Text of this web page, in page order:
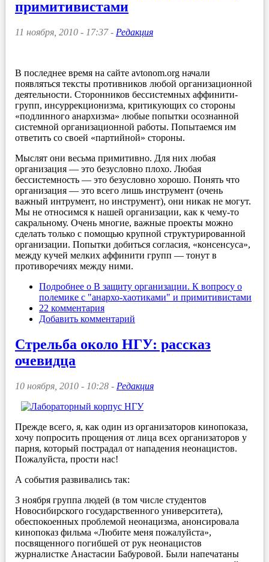
примитивистами
11 ноября, 2010 - 17:37 - Редакция
В последнее время на сайте avtonom.org начали
появляться тексты противников любой организационной
деятельности. Сторонников беcсистемных аффинити-
групп, инсуррекционизма, критикующих со стороны
«подлинного анархизма» любые попытки осознанной
системной организационной работы. Попытаемся им
ответить со своей «партийной» стороны.
Мыслят они весьма примитивно. Для них любая
организация — это безусловно плохо. Любая
бессистемность — это безусловно хорошо. Понять что
организация — это всего лишь инструмент (очень
важный интрумент, но инструмент), они никак не могут.
Мы не относимся к нашей организации, как к чему-то
сакральному. Очень многие, важные проекты можно
сделать только с помощью крупной структурированной
организации. Попытки добиться согласия, «консенсуса»,
между кучей мелких аффинити групп — тонут в
противоречиях между ними.
Подробнее о В защиту организации. К вопросу о
полемике с "анархо-хаотиками" и примитивистами
22 комментария
Добавить комментарий
Стрельба около НГУ: рассказ
очевидца
10 ноября, 2010 - 10:28 - Редакция
Прежде всего, я, как один из организаторов кинопоказа,
хочу попросить прощения от лица всех организаторов у
парня, который пострадал от нападения неонацистов.
Пожалуйста, прости нас!
А события развивались так:
3 ноября группа людей (в том числе студентов
Новосибирского государственного университета),
обеспокоенных проблемой неонацизма, анонсировала
кинопоказ фильма «Любите меня пожалуйста»,
посвященного погибшей от рук неонацистов
журналистке Анастасии Бабуровой. Были напечатаны